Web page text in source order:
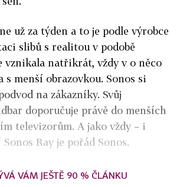
už za týden a to je podle výrobce
slibů s realitou v podobě
vznikala natřikrát, vždy v o něco
s menší obrazovkou. Sonos si
na zákazníky. Svůj
doporučuje právě do menších
televizorům. A jako vždy – i
Ray je pořád Sonos.
VÁM JEŠTĚ 90 % ČLÁNKU